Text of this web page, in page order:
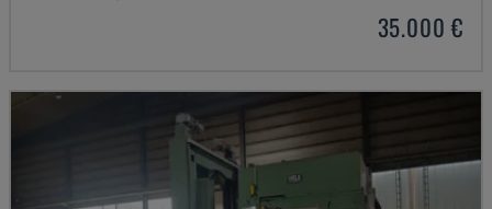
35.000 €